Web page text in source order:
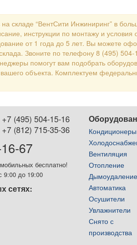
складе “ВентСити Инжиниринг” в
инструкции по монтажу и
от 1 года до 5 лет. Вы можете
Звоните по телефону 8 (495)
помогут вам подобрать
объекта. Комплектуем
+7 (495) 504-15-16
+7 (812) 715-35-36
67
бесплатно!
9:00 до 19:00
сетях:
Кондиционеры
Вентиляция
Отопление
Автоматика
Осушители
Увлажнители
Снято с
производства